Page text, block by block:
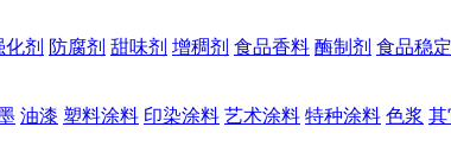
剂 防腐剂 甜味剂 增稠剂 食品香料 酶制剂 食品稳
油漆 塑料涂料 印染涂料 艺术涂料 特种涂料 色浆 其